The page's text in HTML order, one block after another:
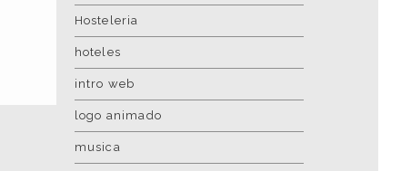
Hosteleria
hoteles
intro web
logo animado
musica